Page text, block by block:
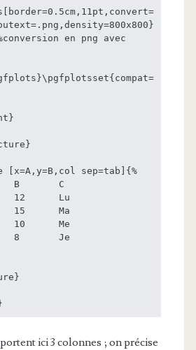
en png avec
sep=tab]{%
ici 3 colonnes ; on précise